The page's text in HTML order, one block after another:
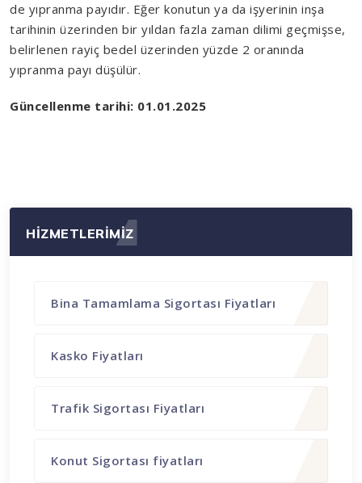
HİZMETLERİMİZ
Bina Tamamlama Sigortası Fiyatları
Kasko Fiyatları
Trafik Sigortası Fiyatları
Konut Sigortası fiyatları
de yıpranma payıdır. Eğer konutun ya da işyerinin inşa
tarihinin üzerinden bir yıldan fazla zaman dilimi geçmişse,
belirlenen rayiç bedel üzerinden yüzde 2 oranında
yıpranma payı düşülür.
Güncellenme tarihi: 01.01.2025